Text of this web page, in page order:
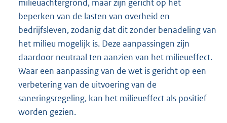
milieuachtergrond, maar zijn gericht op het
beperken van de lasten van overheid en
bedrijfsleven, zodanig dat dit zonder benadeling van
het milieu mogelijk is. Deze aanpassingen zijn
daardoor neutraal ten aanzien van het milieueffect.
Waar een aanpassing van de wet is gericht op een
verbetering van de uitvoering van de
saneringsregeling, kan het milieueffect als positief
worden gezien.